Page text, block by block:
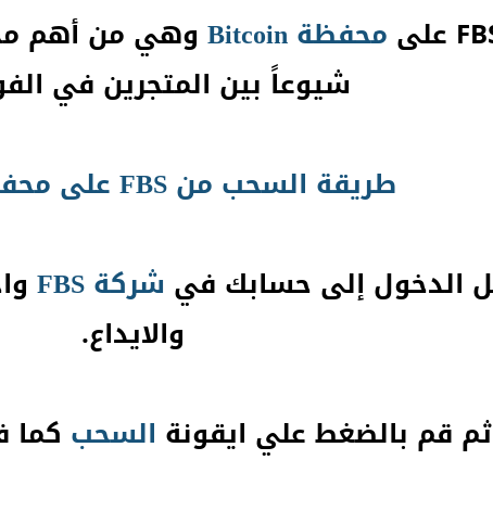
محفظة Bitcoin وهي من أهم
شيوعاً بين المتجرين في
طريقة السحب من FBS على محفظة Bitcoin
شركة FBS
والايداع.
ثم قم بالضغط علي ايقونة السحب كما